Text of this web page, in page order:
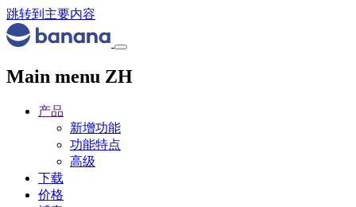
跳转到主要内容
Main menu ZH
产品
新增功能
功能特点
高级
下载
价格